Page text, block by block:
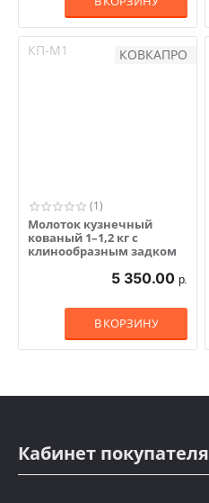
КП-М1
(1)
КОВКАПРО
Молоток кузнечный
кованый 1–1,2 кг с
клинообразным задком
5 350.00 р.
В КОРЗИНУ
Кабинет покупателя